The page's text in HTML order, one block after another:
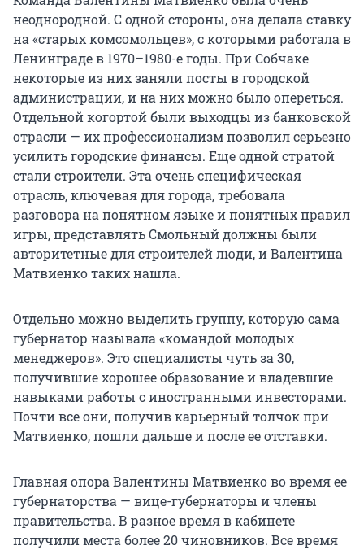
неоднородной. С одной стороны, она делала ставку
на «старых комсомольцев», с которыми работала в
Ленинграде в 1970–1980-е годы. При Собчаке
некоторые из них заняли посты в городской
администрации, и на них можно было опереться.
Отдельной когортой были выходцы из банковской
отрасли — их профессионализм позволил серьезно
усилить городские финансы. Еще одной стратой
стали строители. Эта очень специфическая
отрасль, ключевая для города, требовала
разговора на понятном языке и понятных правил
игры, представлять Смольный должны были
авторитетные для строителей люди, и Валентина
Матвиенко таких нашла.
Отдельно можно выделить группу, которую сама
губернатор называла «командой молодых
менеджеров». Это специалисты чуть за 30,
получившие хорошее образование и владевшие
навыками работы с иностранными инвесторами.
Почти все они, получив карьерный толчок при
Матвиенко, пошли дальше и после ее отставки.
Главная опора Валентины Матвиенко во время ее
губернаторства — вице-губернаторы и члены
правительства. В разное время в кабинете
получили места более 20 чиновников. Все время